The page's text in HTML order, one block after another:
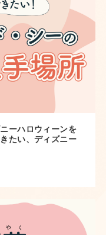
ーハロウィーンを
たい、ディズニー